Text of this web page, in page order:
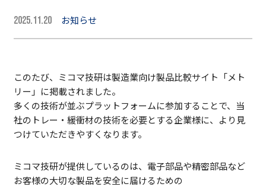
2025.11.20 お知らせ
このたび、ミコマ技研は製造業向け製品比較サイト「メト
リー」に掲載されました。
多くの技術が並ぶプラットフォームに参加することで、当
社のトレー・緩衝材の技術を必要とする企業様に、より見
つけていただきやすくなります。
ミコマ技研が提供しているのは、電子部品や精密部品など
お客様の大切な製品を安全に届けるための